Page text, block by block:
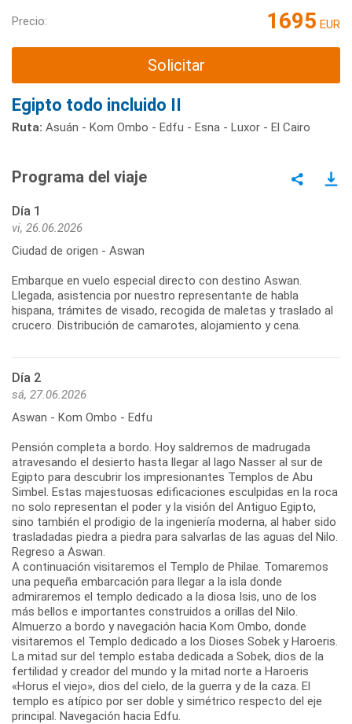
Precio: 1695 EUR
Solicitar
Egipto todo incluido II
Ruta: Asuán - Kom Ombo - Edfu - Esna - Luxor - El Cairo
Programa del viaje
Día 1
vi, 26.06.2026
Ciudad de origen - Aswan
Embarque en vuelo especial directo con destino Aswan.
Llegada, asistencia por nuestro representante de habla
hispana, trámites de visado, recogida de maletas y traslado al
crucero. Distribución de camarotes, alojamiento y cena.
Día 2
sá, 27.06.2026
Aswan - Kom Ombo - Edfu
Pensión completa a bordo. Hoy saldremos de madrugada
atravesando el desierto hasta llegar al lago Nasser al sur de
Egipto para descubrir los impresionantes Templos de Abu
Simbel. Estas majestuosas edificaciones esculpidas en la roca
no solo representan el poder y la visión del Antiguo Egipto,
sino también el prodigio de la ingeniería moderna, al haber sido
trasladadas piedra a piedra para salvarlas de las aguas del Nilo.
Regreso a Aswan.
A continuación visitaremos el Templo de Philae. Tomaremos
una pequeña embarcación para llegar a la isla donde
admiraremos el templo dedicado a la diosa Isis, uno de los
más bellos e importantes construidos a orillas del Nilo.
Almuerzo a bordo y navegación hacia Kom Ombo, donde
visitaremos el Templo dedicado a los Dioses Sobek y Haroeris.
La mitad sur del templo estaba dedicada a Sobek, dios de la
fertilidad y creador del mundo y la mitad norte a Haroeris
«Horus el viejo», dios del cielo, de la guerra y de la caza. El
templo es atípico por ser doble y simétrico respecto del eje
principal. Navegación hacia Edfu.